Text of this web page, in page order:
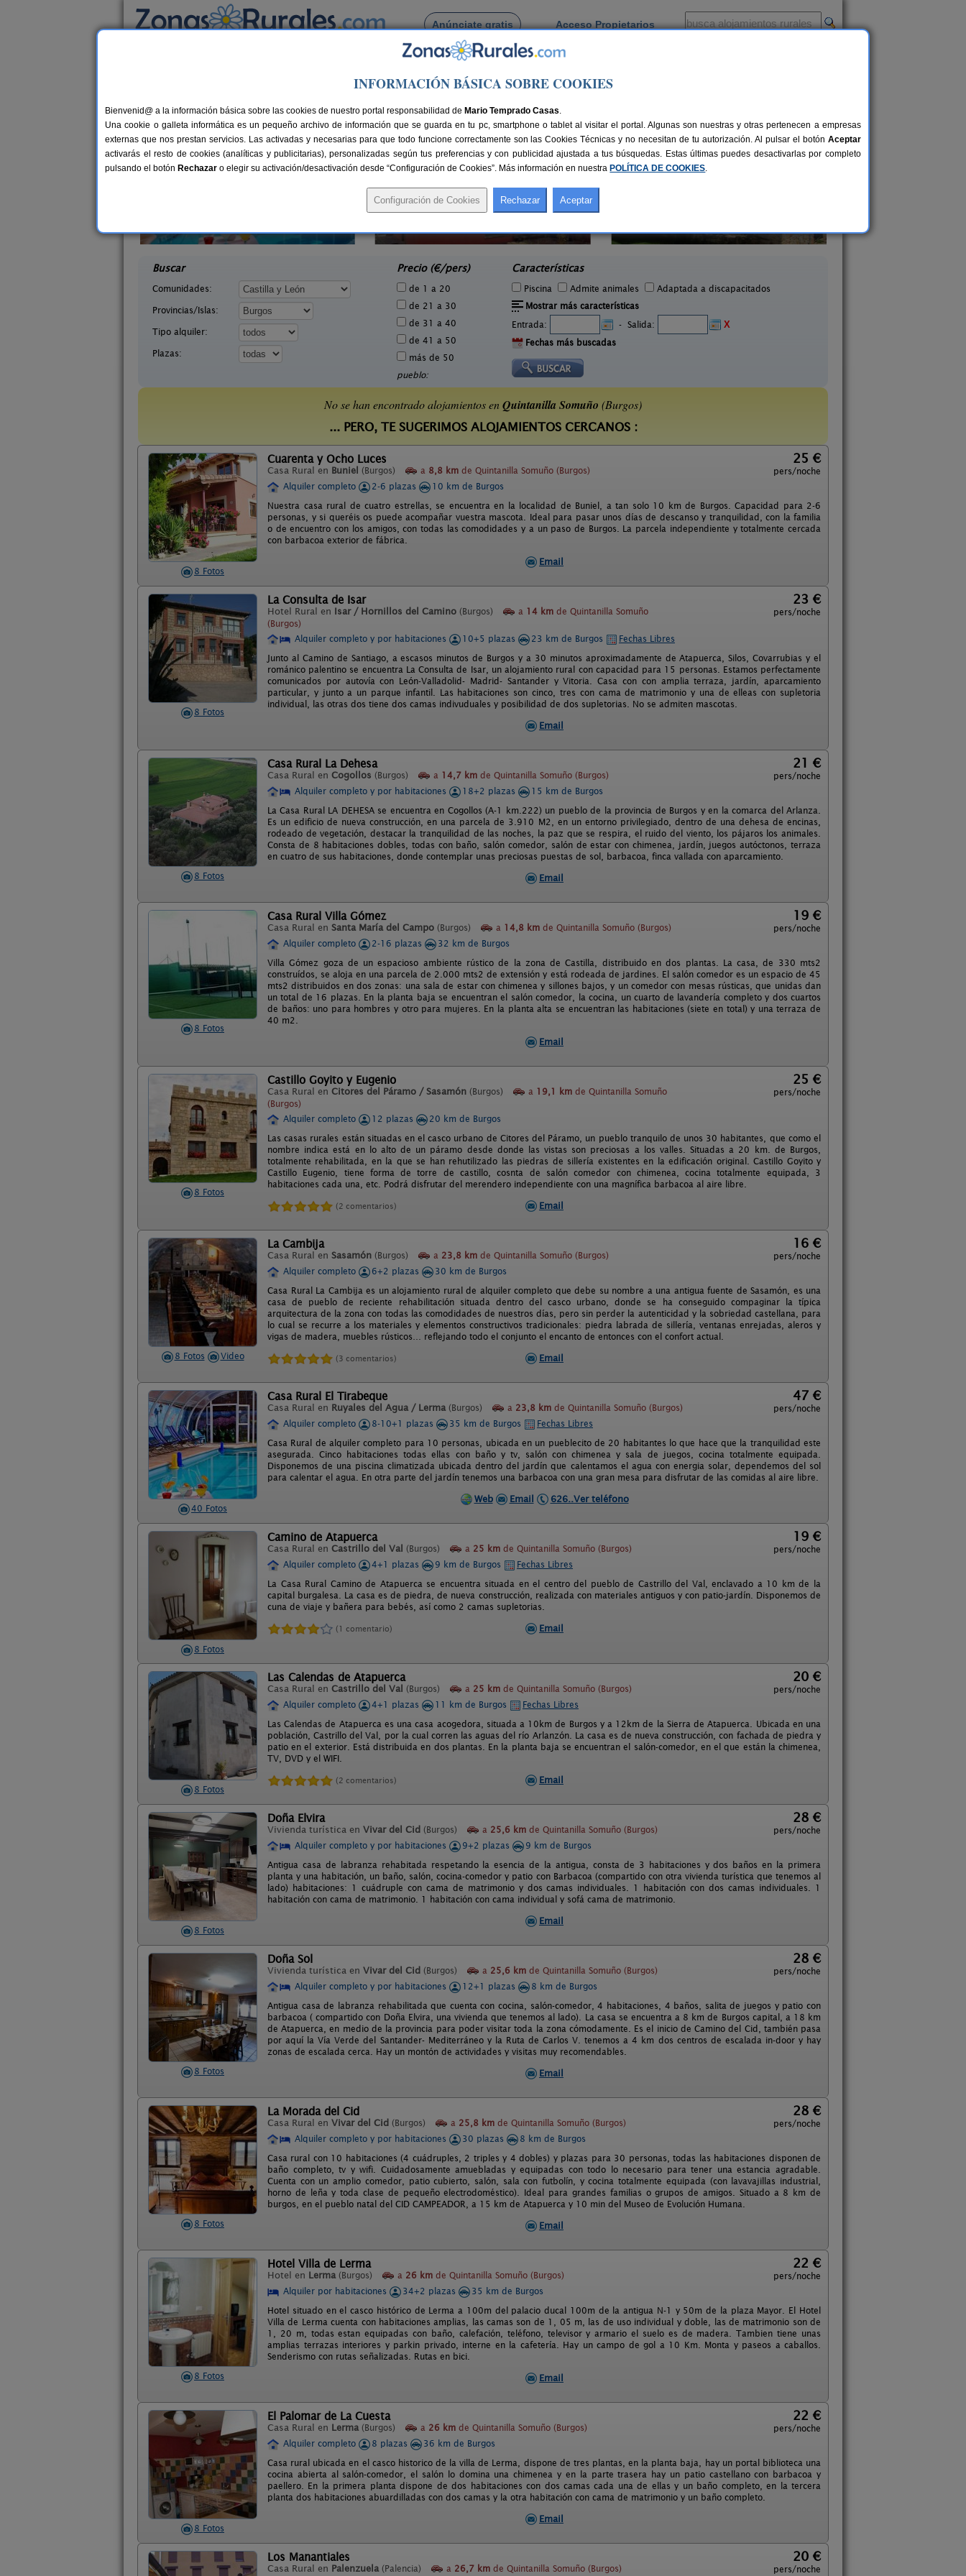
Anúnciate gratis Acceso Propietarios
Busca por pueblo
> Quintanilla Somuño
Casas Rurales cerca de Quintanilla Somuño
22 €
La Morera de Agustina
Buscar
Comunidades:
Provincias/Islas:
Tipo alquiler:
Plazas:
Precio (€/pers)
de 1 a 20
de 21 a 30
de 31 a 40
de 41 a 50
más de 50
pueblo:
Características
Piscina Admite animales
Adaptada a discapacitados
Mostrar más características
Entrada:
- Salida:
X
Fechas más buscadas
No se han encontrado alojamientos enQuintanilla Somuño (Burgos)
... PERO, TE SUGERIMOS ALOJAMIENTOS CERCANOS :
8 Fotos
Cuarenta y Ocho Luces
Casa Rural en Buniel (Burgos) a 8,8 km de Quintanilla Somuño (Burgos)
25 €
pers/noche
Alquiler completo
2-6 plazas
10 km de Burgos
Nuestra casa rural de cuatro estrellas, se encuentra en la localidad de Buniel, a tan solo 10 km de Burgos. Capacidad para 2-6
personas, y si queréis os puede acompañar vuestra mascota. Ideal para pasar unos días de descanso y tranquilidad, con la familia
o de encuentro con los amigos, con todas las comodidades y a un paso de Burgos. La parcela independiente y totalmente cercada
con barbacoa exterior de fábrica.
Email
8 Fotos
La Consulta de Isar
Hotel Rural en Isar / Hornillos del Camino (Burgos) a 14 km de Quintanilla Somuño
(Burgos)
23 €
pers/noche
Alquiler completo y por habitaciones 10+5 plazas 23 km de Burgos
Fechas Libres
Junto al Camino de Santiago, a escasos minutos de Burgos y a 30 minutos aproximadamente de Atapuerca, Silos, Covarrubias y el
románico palentino se encuentra La Consulta de Isar, un alojamiento rural con capacidad para 15 personas. Estamos perfectamente
comunicados por autovía con León-Valladolid- Madrid- Santander y Vitoria. Casa con con amplia terraza, jardín, aparcamiento
particular, y junto a un parque infantil. Las habitaciones son cinco, tres con cama de matrimonio y una de elleas con supletoria
individual, las otras dos tiene dos camas indivuduales y posibilidad de dos supletorias. No se admiten mascotas.
Email
8 Fotos
Casa Rural La Dehesa
Casa Rural en Cogollos (Burgos) a 14,7 km de Quintanilla Somuño (Burgos)
21 €
pers/noche
Alquiler completo y por habitaciones
18+2 plazas
15 km de Burgos
La Casa Rural LA DEHESA se encuentra en Cogollos (A-1 km.222) un pueblo de la provincia de Burgos y en la comarca del Arlanza.
Es un edificio de nueva construcción, en una parcela de 3.910 M2, en un entorno privilegiado, dentro de una dehesa de encinas,
rodeado de vegetación, destacar la tranquilidad de las noches, la paz que se respira, el ruido del viento, los pájaros los animales.
Consta de 8 habitaciones dobles, todas con baño, salón comedor, salón de estar con chimenea, jardín, juegos autóctonos, terraza
en cuatro de sus habitaciones, donde contemplar unas preciosas puestas de sol, barbacoa, finca vallada con aparcamiento.
Email
8 Fotos
Casa Rural Villa Gómez
Casa Rural en Santa María del Campo (Burgos) a 14,8 km de Quintanilla Somuño (Burgos)
19 €
pers/noche
Alquiler completo
2-16 plazas
32 km de Burgos
Villa Gómez goza de un espacioso ambiente rústico de la zona de Castilla, distribuido en dos plantas. La casa, de 330 mts2
construídos, se aloja en una parcela de 2.000 mts2 de extensión y está rodeada de jardines. El salón comedor es un espacio de 45
mts2 distribuidos en dos zonas: una sala de estar con chimenea y sillones bajos, y un comedor con mesas rústicas, que unidas dan
un total de 16 plazas. En la planta baja se encuentran el salón comedor, la cocina, un cuarto de lavandería completo y dos cuartos
de baños: uno para hombres y otro para mujeres. En la planta alta se encuentran las habitaciones (siete en total) y una terraza de
40 m2.
Email
8 Fotos
Castillo Goyito y Eugenio
Casa Rural en Citores del Páramo / Sasamón (Burgos) a 19,1 km de Quintanilla Somuño
(Burgos)
25 €
pers/noche
Alquiler completo 12 plazas
20 km de Burgos
Las casas rurales están situadas en el casco urbano de Citores del Páramo, un pueblo tranquilo de unos 30 habitantes, que como el
nombre indica está en lo alto de un páramo desde donde las vistas son preciosas a los valles. Situadas a 20 km. de Burgos,
totalmente rehabilitada, en la que se han rehutilizado las piedras de sillería existentes en la edificación original. Castillo Goyito y
Castillo Eugenio, tiene forma de torre de castillo, cosnta de salón comedor con chimenea, cocina totalmente equipada, 3
habitaciones cada una, etc. Podrá disfrutar del merendero independiente con una magnífica barbacoa al aire libre.
(2 comentarios) Email
8 Fotos Video
La Cambija
Casa Rural en Sasamón (Burgos) a 23,8 km de Quintanilla Somuño (Burgos)
16 €
pers/noche
Alquiler completo
6+2 plazas
30 km de Burgos
Casa Rural La Cambija es un alojamiento rural de alquiler completo que debe su nombre a una antigua fuente de Sasamón, es una
casa de pueblo de reciente rehabilitación situada dentro del casco urbano, donde se ha conseguido compaginar la típica
arquitectura de la zona con todas las comodidades de nuestros días, pero sin perder la autenticidad y la sobriedad castellana, para
lo cual se recurre a los materiales y elementos constructivos tradicionales: piedra labrada de sillería, ventanas enrejadas, aleros y
vigas de madera, muebles rústicos… reflejando todo el conjunto el encanto de entonces con el confort actual.
(3 comentarios) Email
40 Fotos
Casa Rural El Tirabeque
Casa Rural en Ruyales del Agua / Lerma (Burgos) a 23,8 km de Quintanilla Somuño (Burgos)
47 €
pers/noche
Alquiler completo
8-10+1 plazas 35 km de Burgos
Fechas Libres
Casa Rural de alquiler completo para 10 personas, ubicada en un pueblecito de 20 habitantes lo que hace que la tranquilidad este
asegurada. Cinco habitaciones todas ellas con baño y tv, salón con chimenea y sala de juegos, cocina totalmente equipada.
Disponemos de una piscina climatizada ubicada dentro del jardín que calentamos el agua con energia solar, dependemos del sol
para calentar el agua. En otra parte del jardín tenemos una barbacoa con una gran mesa para disfrutar de las comidas al aire libre.
Web
Email 626..Ver teléfono
8 Fotos
Camino de Atapuerca
Casa Rural en Castrillo del Val (Burgos) a 25 km de Quintanilla Somuño (Burgos)
19 €
pers/noche
Alquiler completo
4+1 plazas 9 km de Burgos
Fechas Libres
La Casa Rural Camino de Atapuerca se encuentra situada en el centro del pueblo de Castrillo del Val, enclavado a 10 km de la
capital burgalesa. La casa es de piedra, de nueva construcción, realizada con materiales antiguos y con patio-jardín. Disponemos de
cuna de viaje y bañera para bebés, así como 2 camas supletorias.
(1 comentario) Email
8 Fotos
Las Calendas de Atapuerca
Casa Rural en Castrillo del Val (Burgos) a 25 km de Quintanilla Somuño (Burgos)
20 €
pers/noche
Alquiler completo
4+1 plazas 11 km de Burgos
Fechas Libres
Las Calendas de Atapuerca es una casa acogedora, situada a 10km de Burgos y a 12km de la Sierra de Atapuerca. Ubicada en una
población, Castrillo del Val, por la cual corren las aguas del río Arlanzón. La casa es de nueva construcción, con fachada de piedra y
patio en el exterior. Está distribuida en dos plantas. En la planta baja se encuentran el salón-comedor, en el que están la chimenea,
TV, DVD y el WIFI.
(2 comentarios) Email
8 Fotos
Doña Elvira
Vivienda turística en Vivar del Cid (Burgos) a 25,6 km de Quintanilla Somuño (Burgos)
28 €
pers/noche
Alquiler completo y por habitaciones
9+2 plazas
9 km de Burgos
Antigua casa de labranza rehabitada respetando la esencia de la antigua, consta de 3 habitaciones y dos baños en la primera
planta y una habitación, un baño, salón, cocina-comedor y patio con Barbacoa (compartido con otra vivienda turística que tenemos al
lado) habitaciones: 1 cuádruple con cama de matrimonio y dos camas individuales. 1 habitación con dos camas individuales. 1
habitación con cama de matrimonio. 1 habitación con cama individual y sofá cama de matrimonio.
Email
8 Fotos
Doña Sol
Vivienda turística en Vivar del Cid (Burgos) a 25,6 km de Quintanilla Somuño (Burgos)
28 €
pers/noche
Alquiler completo y por habitaciones
12+1 plazas
8 km de Burgos
Antigua casa de labranza rehabilitada que cuenta con cocina, salón-comedor, 4 habitaciones, 4 baños, salita de juegos y patio con
barbacoa ( compartido con Doña Elvira, una vivienda que tenemos al lado). La casa se encuentra a 8 km de Burgos capital, a 18 km
de Atapuerca, en medio de la provincia para poder visitar toda la zona cómodamente. Es el inicio de Camino del Cid, también pasa
por aquí la Vía Verde del Santander- Mediterráneo y la Ruta de Carlos V. tenemos a 4 km dos centros de escalada in-door y hay
zonas de escalada cerca. Hay un montón de actividades y visitas muy recomendables.
Email
8 Fotos
La Morada del Cid
Casa Rural en Vivar del Cid (Burgos) a 25,8 km de Quintanilla Somuño (Burgos)
28 €
pers/noche
Alquiler completo y por habitaciones
30 plazas
8 km de Burgos
Casa rural con 10 habitaciones (4 cuádruples, 2 triples y 4 dobles) y plazas para 30 personas, todas las habitaciones disponen de
baño completo, tv y wifi. Cuidadosamente amuebladas y equipadas con todo lo necesario para tener una estancia agradable.
Cuenta con un amplio comedor, patio cubierto, salón, sala con futbolín, y cocina totalmente equipada (con lavavajillas industrial,
horno de leña y toda clase de pequeño electrodoméstico). Ideal para grandes familias o grupos de amigos. Situado a 8 km de
burgos, en el pueblo natal del CID CAMPEADOR, a 15 km de Atapuerca y 10 min del Museo de Evolución Humana.
Email
8 Fotos
Hotel Villa de Lerma
Hotel en Lerma (Burgos) a 26 km de Quintanilla Somuño (Burgos)
22 €
pers/noche
Alquiler por habitaciones
34+2 plazas
35 km de Burgos
Hotel situado en el casco histórico de Lerma a 100m del palacio ducal 100m de la antigua N-1 y 50m de la plaza Mayor. El Hotel
Villa de Lerma cuenta con habitaciones amplias, las camas son de 1, 05 m, las de uso individual y doble, las de matrimonio son de
1, 20 m, todas estan equipadas con baño, calefación, teléfono, televisor y armario el suelo es de madera. Tambien tiene unas
amplias terrazas interiores y parkin privado, interne en la cafetería. Hay un campo de gol a 10 Km. Monta y paseos a caballos.
Senderismo con rutas señalizadas. Rutas en bici.
Email
8 Fotos
El Palomar de La Cuesta
Casa Rural en Lerma (Burgos) a 26 km de Quintanilla Somuño (Burgos)
22 €
pers/noche
Alquiler completo
8 plazas
36 km de Burgos
Casa rural ubicada en el casco historico de la villa de Lerma, dispone de tres plantas, en la planta baja, hay un portal biblioteca una
cocina abierta al salón-comedor, el salón lo domina una chimenea y en la parte trasera hay un patio castellano con barbacoa y
paellero. En la primera planta dispone de dos habitaciones con dos camas cada una de ellas y un baño completo, en la tercera
planta dos habitaciones abuardilladas con dos camas y la otra habitación con cama de matrimonio y un baño completo.
Email
Los Manantiales
Casa Rural en Palenzuela (Palencia) a 26,7 km de Quintanilla Somuño (Burgos)
20 €
pers/noche
INFORMACIÓN BÁSICA SOBRE COOKIES
Bienvenid@ a la información básica sobre las cookies de nuestro portal responsabilidad de Mario Temprado Casas.
Una cookie o galleta informática es un pequeño archivo de información que se guarda en tu pc, smartphone o tablet al visitar el portal. Algunas son nuestras y otras pertenecen a empresas
externas que nos prestan servicios. Las activadas y necesarias para que todo funcione correctamente son las Cookies Técnicas y no necesitan de tu autorización. Al pulsar el botón Aceptar
activarás el resto de cookies (analíticas y publicitarias), personalizadas según tus preferencias y con publicidad ajustada a tus búsquedas. Estas últimas puedes desactivarlas por completo
pulsando el botón Rechazar o elegir su activación/desactivación desde “Configuración de Cookies”. Más información en nuestra POLÍTICA DE COOKIES.